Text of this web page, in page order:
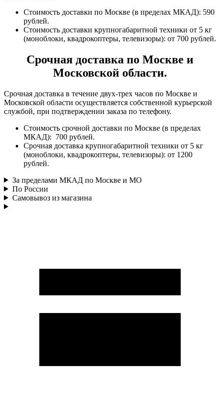
Стоимость доставки по Москве (в пределах МКАД): 590
рублей.
Стоимость доставки крупногабаритной техники от 5 кг
(моноблоки, квадрокоптеры, телевизоры): от 700 рублей.
Срочная доставка по Москве и
Московской области.
Срочная доставка в течение двух-трех часов по Москве и
Московской области осуществляется собственной курьерской
службой, при подтверждении заказа по телефону.
Стоимость срочной доставки по Москве (в пределах
МКАД): 700 рублей.
Срочная доставка крупногабаритной техники от 5 кг
(моноблоки, квадрокоптеры, телевизоры): от 1200
рублей.
За пределами МКАД по Москве и МО
По России
Самовывоз из магазина